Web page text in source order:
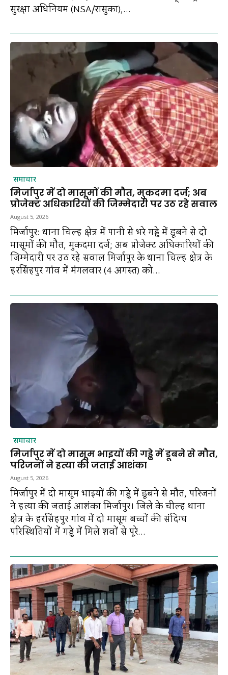
सुरक्षा अधिनियम (NSA/रासुका),...
समाचार
मिर्जापुर में दो मासूमों की मौत, मुकदमा दर्ज; अब
प्रोजेक्ट अधिकारियों की जिम्मेदारी पर उठ रहे सवाल
August 5, 2026
मिर्जापुर: थाना चिल्ह क्षेत्र में पानी से भरे गड्ढे में डूबने से दो
मासूमों की मौत, मुकदमा दर्ज; अब प्रोजेक्ट अधिकारियों की
जिम्मेदारी पर उठ रहे सवाल मिर्जापुर के थाना चिल्ह क्षेत्र के
हरसिंहपुर गांव में मंगलवार (4 अगस्त) को...
समाचार
मिर्जापुर में दो मासूम भाइयों की गड्ढे में डूबने से मौत,
परिजनों ने हत्या की जताई आशंका
August 5, 2026
मिर्जापुर में दो मासूम भाइयों की गड्ढे में डूबने से मौत, परिजनों
ने हत्या की जताई आशंका मिर्जापुर। जिले के चील्ह थाना
क्षेत्र के हरसिंहपुर गांव में दो मासूम बच्चों की संदिग्ध
परिस्थितियों में गड्ढे में मिले शवों से पूरे...